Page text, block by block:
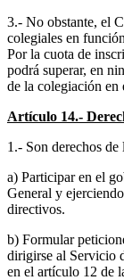
3.- No obstante, el
colegiales en
Por la cuota de
podrá superar, en
de la colegiación
Artículo 14.-
1.- Son derechos
a) Participar en el
General y
directivos.
b) Formular
dirigirse al Servicio
en el artículo 12 de